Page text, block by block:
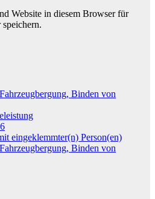
Website in diesem Browser für
Binden von
eingeklemmter(n) Person(en)
Binden von